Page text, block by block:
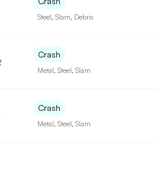
Steel ,Slam Debris
Crash
Metal ,Steel ,Slam
Crash
Metal ,Steel ,Slam